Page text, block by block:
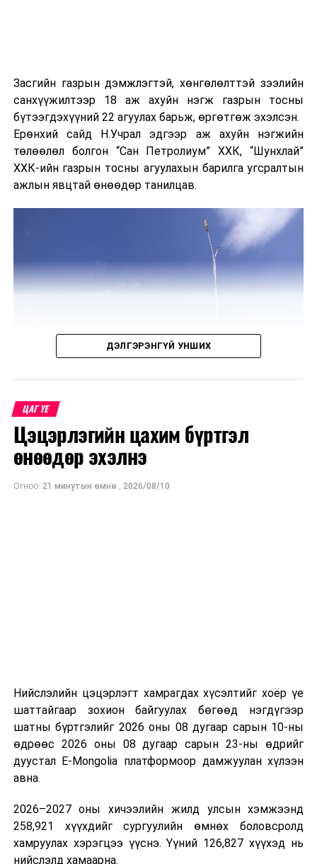
Засгийн газрын дэмжлэгтэй, хөнгөлөлттэй зээлийн
санхүүжилтээр 18 аж ахуйн нэгж газрын тосны
бүтээгдэхүүний 22 агуулах барьж, өргөтгөж эхэлсэн.
Ерөнхий сайд Н.Учрал эдгээр аж ахуйн нэгжийн
төлөөлөл болгон “Сан Петролиум” ХХК, “Шунхлай”
ХХК-ийн газрын тосны агуулахын барилга угсралтын
ажлын явцтай өнөөдөр танилцав.
арилжааны банкнаас авчээ. Газрын тосны
бүтээгдэхүүний агуулахын барилга угсралтын ажлын
гүйцэтгэл 95 хувьтай байгаа бөгөөд 2026 оны
наймдугаар сарын 20-ны дотор бүрэн дуусгаж,
ашиглалтад оруулах гэж байна. Эдгээр агуулах
ашиглалтад орсноор Улаанбаатар хотын АИ-92-ийн
Ерөнхий сайд тус агуулахыг ашиглалтад хүлээн
авахад зөвшөөрлийн саад бэрхшээл учруулахгүй
байхыг холбогдох албаныханд үүрэг болгов.
ДЭЛГЭРЭНГҮЙ УНШИХ
ЦАГ ҮЕ
Цэцэрлэгийн цахим бүртгэл
өнөөдөр эхэлнэ
Огноо: 21 минутын өмнө , 2026/08/10
Нийслэлийн цэцэрлэгт хамрагдах хүсэлтийг хоёр үе
шаттайгаар зохион байгуулах бөгөөд нэгдүгээр
шатны бүртгэлийг 2026 оны 08 дугаар сарын 10-ны
өдрөөс 2026 оны 08 дугаар сарын 23-ны өдрийг
дуустал E-Mongolia платформоор дамжуулан хүлээн
авна.
2026–2027 оны хичээлийн жилд улсын хэмжээнд
258,921 хүүхдийг сургуулийн өмнөх боловсролд
хамруулах хэрэгцээ үүснэ. Үүний 126,827 хүүхэд нь
нийслэлд хамаарна.